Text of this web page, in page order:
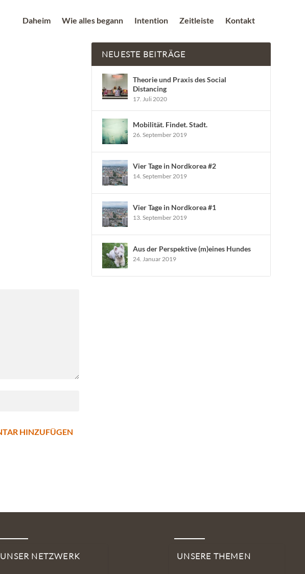
Daheim Wie alles begann Intention Zeitleiste Kontakt
NEUESTE BEITRÄGE
Theorie und Praxis des Social
Distancing
17. Juli 2020
Mobilität. Findet. Stadt.
26. September 2019
Vier Tage in Nordkorea #2
14. September 2019
Vier Tage in Nordkorea #1
13. September 2019
Aus der Perspektive (m)eines Hundes
24. Januar 2019
UNSER NETZWERK UNSERE THEMEN